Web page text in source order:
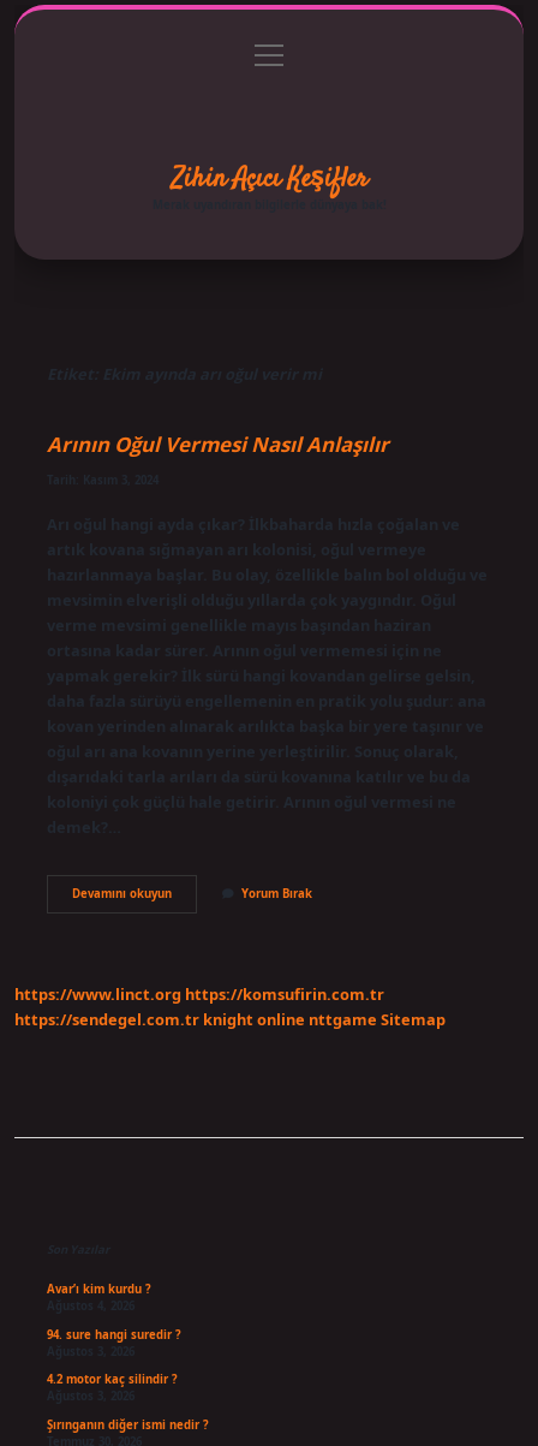
Gizlilik Politikası
menüyü
aç
Zihin Açıcı Keşifler
Merak uyandıran bilgilerle dünyaya bak!
Etiket: Ekim ayında arı oğul verir mi
Arının Oğul Vermesi Nasıl Anlaşılır
Arı oğul hangi ayda çıkar? İlkbaharda hızla çoğalan ve
artık kovana sığmayan arı kolonisi, oğul vermeye
hazırlanmaya başlar. Bu olay, özellikle balın bol olduğu ve
mevsimin elverişli olduğu yıllarda çok yaygındır. Oğul
verme mevsimi genellikle mayıs başından haziran
ortasına kadar sürer. Arının oğul vermemesi için ne
yapmak gerekir? İlk sürü hangi kovandan gelirse gelsin,
daha fazla sürüyü engellemenin en pratik yolu şudur: ana
kovan yerinden alınarak arılıkta başka bir yere taşınır ve
oğul arı ana kovanın yerine yerleştirilir. Sonuç olarak,
dışarıdaki tarla arıları da sürü kovanına katılır ve bu da
koloniyi çok güçlü hale getirir. Arının oğul vermesi ne
Devamını okuyunArının
Oğul
Yorum Bırak
https://www.linct.org https://komsufirin.com.tr
https://sendegel.com.tr knight online nttgame Sitemap
Son Yazılar
Avar’ı kim kurdu ?
Ağustos 4, 2026
94. sure hangi suredir ?
Ağustos 3, 2026
4.2 motor kaç silindir ?
Ağustos 3, 2026
Şırınganın diğer ismi nedir ?